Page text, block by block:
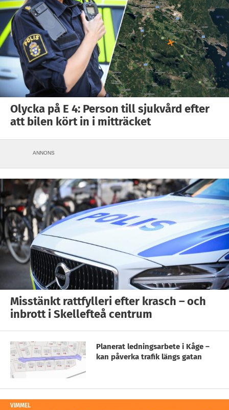
Olycka på E 4: Person till sjukvård efter
att bilen kört in i mitträcket
ANNONS
Misstänkt rattfylleri efter krasch – och
inbrott i Skellefteå centrum
Planerat ledningsarbete i Kåge –
kan påverka trafik längs gatan
VIMMEL